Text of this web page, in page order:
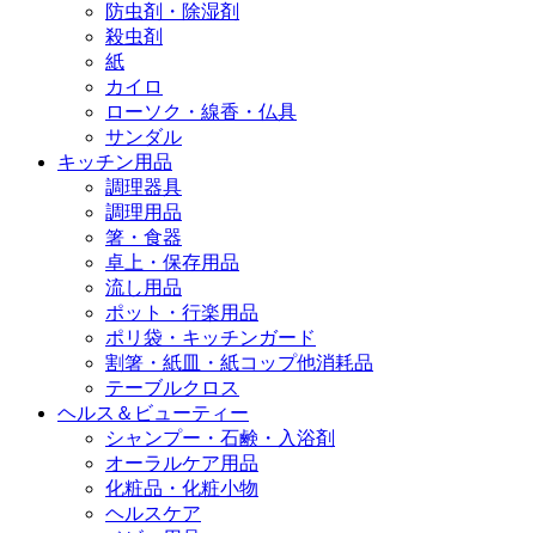
防虫剤・除湿剤
殺虫剤
紙
カイロ
ローソク・線香・仏具
サンダル
キッチン用品
調理器具
調理用品
箸・食器
卓上・保存用品
流し用品
ポット・行楽用品
ポリ袋・キッチンガード
割箸・紙皿・紙コップ他消耗品
テーブルクロス
ヘルス＆ビューティー
シャンプー・石鹸・入浴剤
オーラルケア用品
化粧品・化粧小物
ヘルスケア